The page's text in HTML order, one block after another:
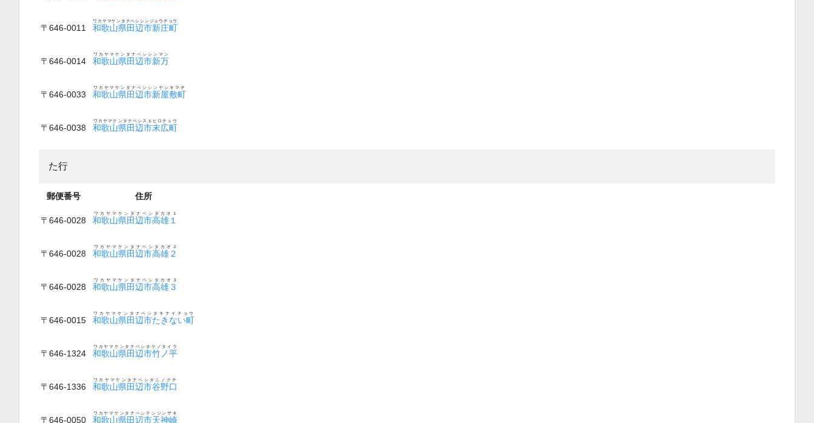
〒646-0011 和歌山県田辺市新庄町
ワカヤマケンタナベシシンジョウチョウ
〒646-0014 和歌山県田辺市新万
ワカヤマケンタナベシシンマン
〒646-0033 和歌山県田辺市新屋敷町
ワカヤマケンタナベシシンヤシキマチ
〒646-0038 和歌山県田辺市末広町
ワカヤマケンタナベシスエヒロチョウ
た行
郵便番号 住所
〒646-0028 和歌山県田辺市高雄１
ワカヤマケンタナベシタカオ１
〒646-0028 和歌山県田辺市高雄２
ワカヤマケンタナベシタカオ２
〒646-0028 和歌山県田辺市高雄３
ワカヤマケンタナベシタカオ３
〒646-0015 和歌山県田辺市たきない町
ワカヤマケンタナベシタキナイチョウ
〒646-1324 和歌山県田辺市竹ノ平
ワカヤマケンタナベシタケノタイラ
〒646-1336 和歌山県田辺市谷野口
ワカヤマケンタナベシタニノクチ
〒646-0050 和歌山県田辺市天神崎
ワカヤマケンタナベシテンジンザキ